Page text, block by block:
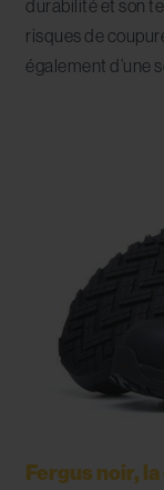
durabilité et son
risques de
également d’une
Fergus noir,